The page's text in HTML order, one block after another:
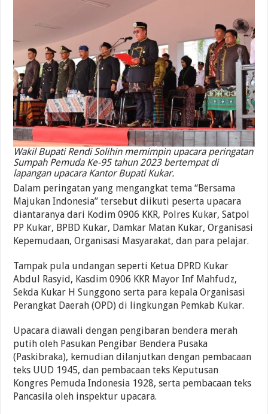
Wakil Bupati Rendi Solihin memimpin upacara peringatan
Sumpah Pemuda Ke-95 tahun 2023 bertempat di
lapangan upacara Kantor Bupati Kukar.
Dalam peringatan yang mengangkat tema “Bersama
Majukan Indonesia” tersebut diikuti peserta upacara
diantaranya dari Kodim 0906 KKR, Polres Kukar, Satpol
PP Kukar, BPBD Kukar, Damkar Matan Kukar, Organisasi
Kepemudaan, Organisasi Masyarakat, dan para pelajar.
Tampak pula undangan seperti Ketua DPRD Kukar
Abdul Rasyid, Kasdim 0906 KKR Mayor Inf Mahfudz,
Sekda Kukar H Sunggono serta para kepala Organisasi
Perangkat Daerah (OPD) di lingkungan Pemkab Kukar.
Upacara diawali dengan pengibaran bendera merah
putih oleh Pasukan Pengibar Bendera Pusaka
(Paskibraka), kemudian dilanjutkan dengan pembacaan
teks UUD 1945, dan pembacaan teks Keputusan
Kongres Pemuda Indonesia 1928, serta pembacaan teks
Pancasila oleh inspektur upacara.